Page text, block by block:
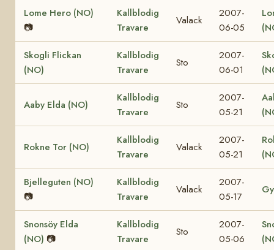
Lome Hero (NO)
📷
Kallblodig
Travare
Valack
2007-
06-05
Skogli Flickan
(NO)
Kallblodig
Travare
Sto
2007-
06-01
Aaby Elda (NO)
Kallblodig
Travare
Sto
2007-
05-21
Rokne Tor (NO)
Kallblodig
Travare
Valack
2007-
05-21
Bjelleguten (NO)
📷
Kallblodig
Travare
Valack
2007-
05-17
Snonsöy Elda
(NO) 📷
Kallblodig
Travare
Sto
2007-
05-06